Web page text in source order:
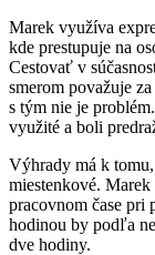
Marek využíva
kde prestupuje na
Cestovať v
smerom považuje
s tým nie je
využité a boli
Výhrady má k
miestenkové.
pracovnom čase pri
hodinou by podľa
dve hodiny.